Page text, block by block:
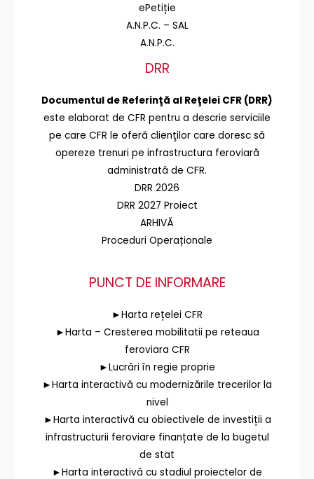
ePetiție
A.N.P.C. – SAL
A.N.P.C.
DRR
Documentul de Referinţă al Reţelei CFR (DRR)
este elaborat de CFR pentru a descrie serviciile
pe care CFR le oferă clienţilor care doresc să
opereze trenuri pe infrastructura feroviară
administrată de CFR.
DRR 2026
DRR 2027 Proiect
ARHIVĂ
Proceduri Operaționale
PUNCT DE INFORMARE
►Harta rețelei CFR
►Harta – Cresterea mobilitatii pe reteaua
feroviara CFR
►Lucrări în regie proprie
►Harta interactivă cu modernizările trecerilor la
nivel
►Harta interactivă cu obiectivele de investiții a
infrastructurii feroviare finanțate de la bugetul
de stat
►Harta interactivă cu stadiul proiectelor de